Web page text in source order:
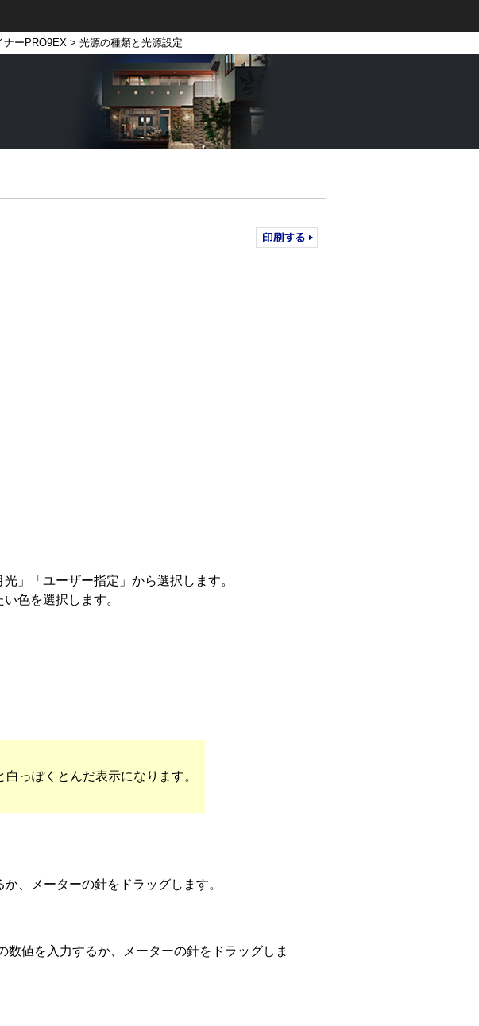
ナーPRO9EX > 光源の種類と光源設定
」「ユーザー指定」から選択します。
色を選択します。
っぽくとんだ表示になります。
、メーターの針をドラッグします。
値を入力するか、メーターの針をドラッグしま